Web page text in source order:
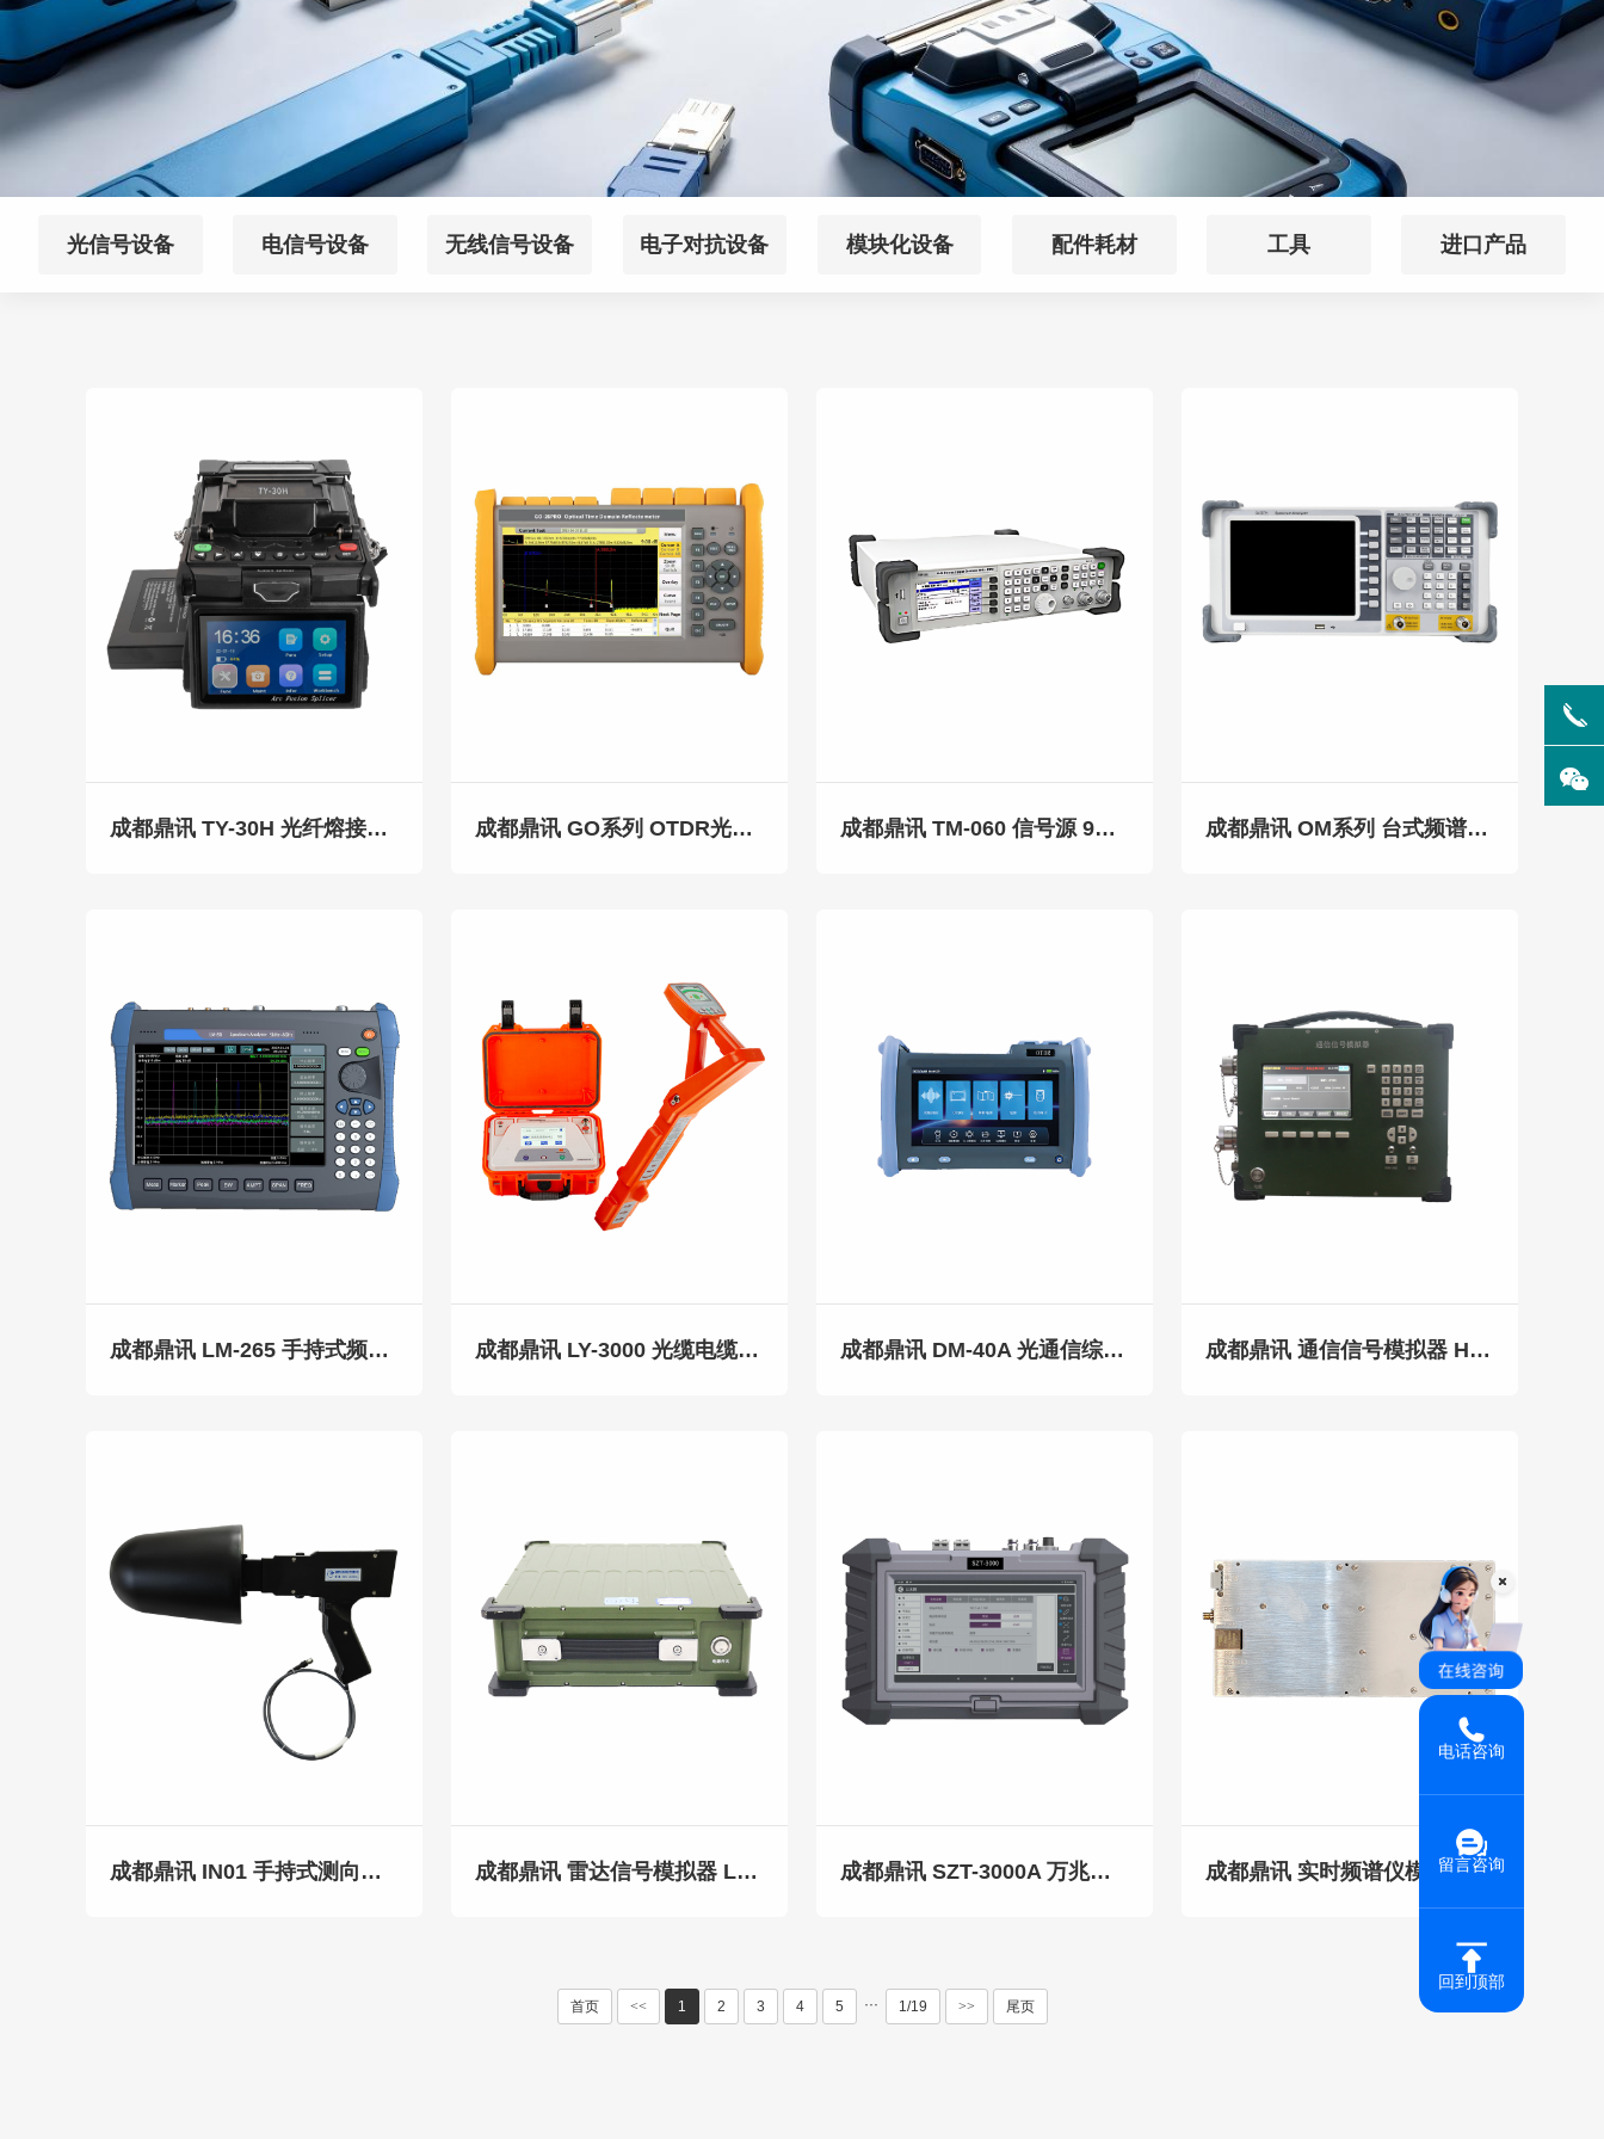
光信号设备 电信号设备 无线信号设备 电子对抗设备 模块化设备 配件耗材 工具 进口产品
成都鼎讯 TY-30H 光纤熔接机四马达 高性能触摸+按键操作 FTTH优选 成都鼎讯 GO系列 OTDR光时域反射仪 100公里测量 骨干城域光网络施工运维 成都鼎讯 TM-060 信号源 9KHz-6GHz 信号发生器 射频信号源 成都鼎讯 OM系列 台式频谱分析仪
成都鼎讯 LM-265 手持式频谱分析仪 9KHz-26.5GHz 成都鼎讯 LY-3000 光缆电缆路由探测仪 地下金属管线探测仪 成都鼎讯 DM-40A 光通信综合测试仪 40公里光缆普查仪OTDR一体机 成都鼎讯 通信信号模拟器 HW系列 20W
成都鼎讯 IN01 手持式测向天线（6G-26.5GHz） 成都鼎讯 雷达信号模拟器 LDMN-JM系列 成都鼎讯 SZT-3000A 万兆以太网测试仪 数据线路测量 成都鼎讯 实时频谱仪模块 鼎讯信通 DXMP-B系列 80M带宽
首页 << 1 2 3 4 5 ··· 1/19 >> 尾页
电话咨询
留言咨询
回到顶部